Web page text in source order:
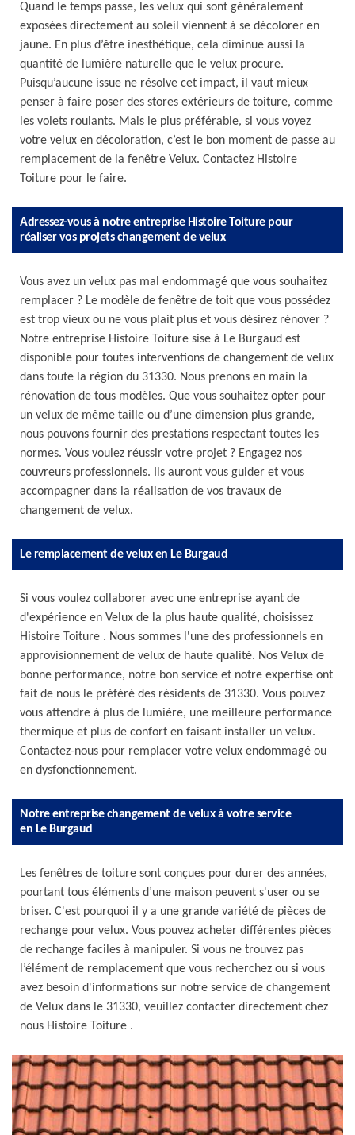
Quand le temps passe, les velux qui sont généralement
exposées directement au soleil viennent à se décolorer en
jaune. En plus d’être inesthétique, cela diminue aussi la
quantité de lumière naturelle que le velux procure.
Puisqu’aucune issue ne résolve cet impact, il vaut mieux
penser à faire poser des stores extérieurs de toiture, comme
les volets roulants. Mais le plus préférable, si vous voyez
votre velux en décoloration, c’est le bon moment de passe au
remplacement de la fenêtre Velux. Contactez Histoire
Toiture pour le faire.
Adressez-vous à notre entreprise Histoire Toiture pour
réaliser vos projets changement de velux
Vous avez un velux pas mal endommagé que vous souhaitez
remplacer ? Le modèle de fenêtre de toit que vous possédez
est trop vieux ou ne vous plait plus et vous désirez rénover ?
Notre entreprise Histoire Toiture sise à Le Burgaud est
disponible pour toutes interventions de changement de velux
dans toute la région du 31330. Nous prenons en main la
rénovation de tous modèles. Que vous souhaitez opter pour
un velux de même taille ou d’une dimension plus grande,
nous pouvons fournir des prestations respectant toutes les
normes. Vous voulez réussir votre projet ? Engagez nos
couvreurs professionnels. Ils auront vous guider et vous
accompagner dans la réalisation de vos travaux de
changement de velux.
Le remplacement de velux en Le Burgaud
Si vous voulez collaborer avec une entreprise ayant de
d'expérience en Velux de la plus haute qualité, choisissez
Histoire Toiture . Nous sommes l'une des professionnels en
approvisionnement de velux de haute qualité. Nos Velux de
bonne performance, notre bon service et notre expertise ont
fait de nous le préféré des résidents de 31330. Vous pouvez
vous attendre à plus de lumière, une meilleure performance
thermique et plus de confort en faisant installer un velux.
Contactez-nous pour remplacer votre velux endommagé ou
en dysfonctionnement.
Notre entreprise changement de velux à votre service
en Le Burgaud
Les fenêtres de toiture sont conçues pour durer des années,
pourtant tous éléments d’une maison peuvent s'user ou se
briser. C'est pourquoi il y a une grande variété de pièces de
rechange pour velux. Vous pouvez acheter différentes pièces
de rechange faciles à manipuler. Si vous ne trouvez pas
l’élément de remplacement que vous recherchez ou si vous
avez besoin d'informations sur notre service de changement
de Velux dans le 31330, veuillez contacter directement chez
nous Histoire Toiture .